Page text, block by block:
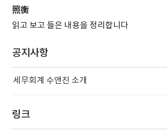
照衡
읽고 보고 들은 내용을 정리합니다
공지사항
세무회계 수앤진 소개
링크